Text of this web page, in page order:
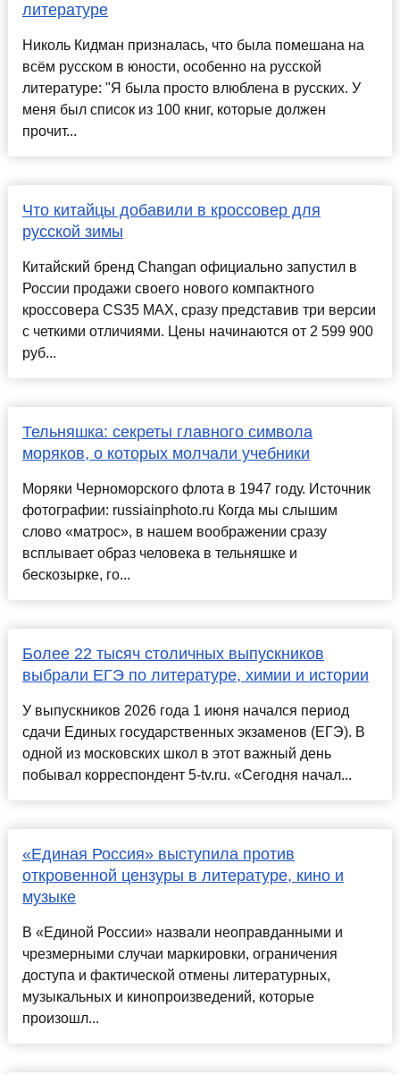
литературе
Николь Кидман призналась, что была помешана на
всём русском в юности, особенно на русской
литературе: "Я была просто влюблена в русских. У
меня был список из 100 книг, которые должен
прочит...
Что китайцы добавили в кроссовер для
русской зимы
Китайский бренд Changan официально запустил в
России продажи своего нового компактного
кроссовера CS35 MAX, сразу представив три версии
с четкими отличиями. Цены начинаются от 2 599 900
руб...
Тельняшка: секреты главного символа
моряков, о которых молчали учебники
Моряки Черноморского флота в 1947 году. Источник
фотографии: russiainphoto.ru Когда мы слышим
слово «матрос», в нашем воображении сразу
всплывает образ человека в тельняшке и
бескозырке, го...
Более 22 тысяч столичных выпускников
выбрали ЕГЭ по литературе, химии и истории
У выпускников 2026 года 1 июня начался период
сдачи Единых государственных экзаменов (ЕГЭ). В
одной из московских школ в этот важный день
побывал корреспондент 5-tv.ru. «Сегодня начал...
«Единая Россия» выступила против
откровенной цензуры в литературе, кино и
музыке
В «Единой России» назвали неоправданными и
чрезмерными случаи маркировки, ограничения
доступа и фактической отмены литературных,
музыкальных и кинопроизведений, которые
произошл...